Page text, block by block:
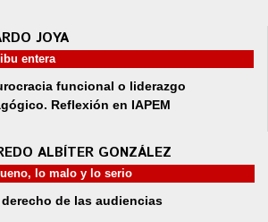
JOYA
entera
funcional o liderazgo
Reflexión en IAPEM
ALBÍTER GONZÁLEZ
lo malo y lo serio
derecho de las audiencias